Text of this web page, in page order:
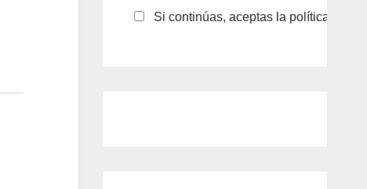
Si continúas, aceptas la política de